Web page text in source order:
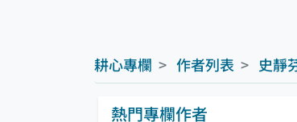
熱門專欄作者
耕心專欄 作者列表 史靜